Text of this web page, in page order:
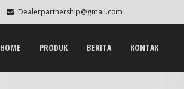
Dealerpartnership@gmail.com
HOME PRODUK BERITA KONTAK